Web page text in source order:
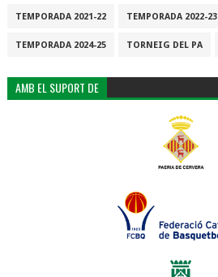
TEMPORADA 2021-22 TEMPORADA 2022-23
TEMPORADA 2024-25 TORNEIG DEL PA
AMB EL SUPORT DE